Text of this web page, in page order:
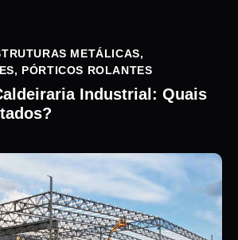
METÁLICAS,
, PÓRTICOS ROLANTES
Industrial: Quais